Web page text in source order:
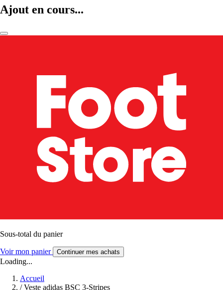
Ajout en cours...
Sous-total du panier
Voir mon panier Continuer mes achats
Loading...
Accueil
/ Veste adidas BSC 3-Stripes